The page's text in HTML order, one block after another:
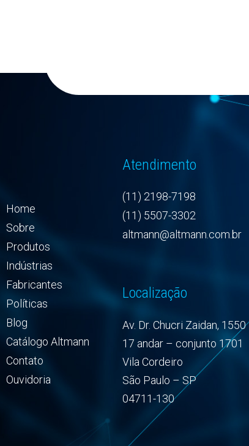
Home
Sobre
Produtos
Indústrias
Fabricantes
Políticas
Blog
Catálogo Altmann
Contato
Ouvidoria
Atendimento
(11) 2198-7198
(11) 5507-3302
altmann@altmann.com.br
Localização
Av. Dr. Chucri Zaidan, 1550
17 andar – conjunto 1701
Vila Cordeiro
São Paulo – SP
04711-130